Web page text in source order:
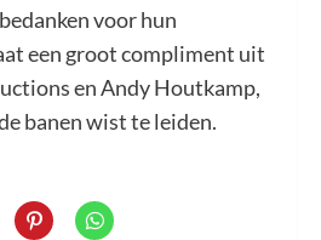
voor hun
een groot compliment uit
en Andy Houtkamp,
banen wist te leiden.